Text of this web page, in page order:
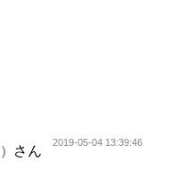
さん
2019-05-04 13:39:46